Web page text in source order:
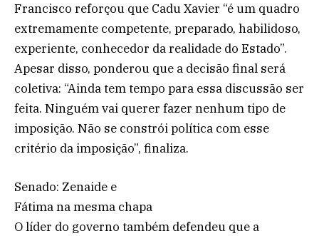
Francisco reforçou que Cadu Xavier “é um quadro
extremamente competente, preparado, habilidoso,
experiente, conhecedor da realidade do Estado”.
Apesar disso, ponderou que a decisão final será
coletiva: “Ainda tem tempo para essa discussão ser
feita. Ninguém vai querer fazer nenhum tipo de
imposição. Não se constrói política com esse
critério da imposição”, finaliza.
Senado: Zenaide e
Fátima na mesma chapa
O líder do governo também defendeu que a